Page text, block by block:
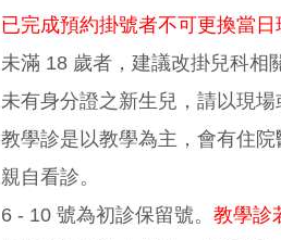
已完成預約掛號者不可更換當
未滿 18 歲者，建議改掛兒科相
未有身分證之新生兒，請以現場
教學診是以教學為主，會有住
親自看診。
6 - 10 號為初診保留號。 教學診